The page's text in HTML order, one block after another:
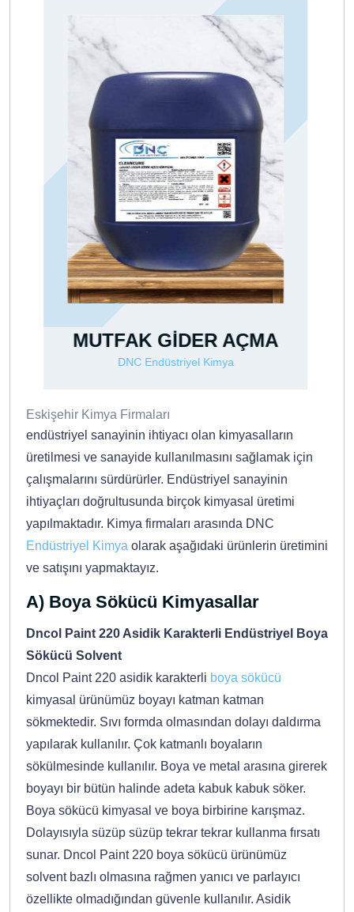
D-SCALER
DNC Endüstriyel Kimya
Eskişehir Kimya Firmaları
endüstriyel sanayinin ihtiyacı olan kimyasalların
üretilmesi ve sanayide kullanılmasını sağlamak için
çalışmalarını sürdürürler. Endüstriyel sanayinin
ihtiyaçları doğrultusunda birçok kimyasal üretimi
yapılmaktadır. Kimya firmaları arasında DNC
Endüstriyel Kimya olarak aşağıdaki ürünlerin üretimini
ve satışını yapmaktayız.
A) Boya Sökücü Kimyasallar
Dncol Paint 220 Asidik Karakterli Endüstriyel Boya
Sökücü Solvent
Dncol Paint 220 asidik karakterli boya sökücü
kimyasal ürünümüz boyayı katman katman
sökmektedir. Sıvı formda olmasından dolayı daldırma
yapılarak kullanılır. Çok katmanlı boyaların
sökülmesinde kullanılır. Boya ve metal arasına girerek
boyayı bir bütün halinde adeta kabuk kabuk söker.
Boya sökücü kimyasal ve boya birbirine karışmaz.
Dolayısıyla süzüp süzüp tekrar tekrar kullanma fırsatı
sunar. Dncol Paint 220 boya sökücü ürünümüz
solvent bazlı olmasına rağmen yanıcı ve parlayıcı
özellikte olmadığından güvenle kullanılır. Asidik